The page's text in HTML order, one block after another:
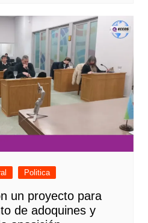
Politica
un proyecto para
de adoquines y